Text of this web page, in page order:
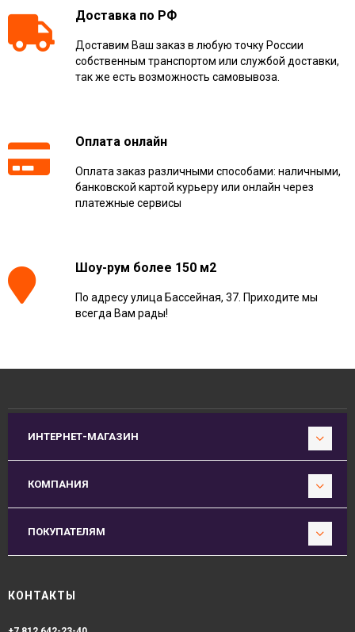
Доставка по РФ
Доставим Ваш заказ в любую точку России
собственным транспортом или службой доставки,
так же есть возможность самовывоза.
Оплата онлайн
Оплата заказ различными способами: наличными,
банковской картой курьеру или онлайн через
платежные сервисы
Шоу-рум более 150 м2
По адресу улица Бассейная, 37. Приходите мы
всегда Вам рады!
ИНТЕРНЕТ-МАГАЗИН
КОМПАНИЯ
ПОКУПАТЕЛЯМ
КОНТАКТЫ